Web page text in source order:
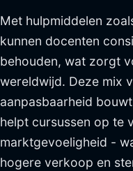
Met hulpmiddelen
kunnen docenten
behouden, wat zorgt
wereldwijd. Deze mix
aanpasbaarheid
helpt cursussen op te
marktgevoeligheid -
hogere verkoop en